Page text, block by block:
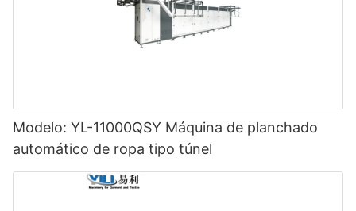
Modelo: YL-11000QSY Máquina de planchado
automático de ropa tipo túnel